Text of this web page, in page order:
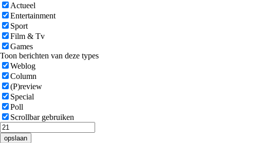
Actueel
Entertainment
Sport
Film & Tv
Games
Toon berichten van deze types
Weblog
Column
(P)review
Special
Poll
Scrollbar gebruiken
opslaan